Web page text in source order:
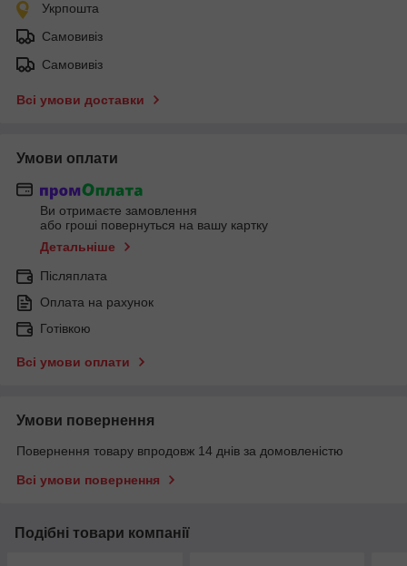
Укрпошта
Самовивіз
Самовивіз
Всі умови доставки
Умови оплати
Ви отримаєте замовлення
або гроші повернуться на вашу картку
Детальніше
Післяплата
Оплата на рахунок
Готівкою
Всі умови оплати
Умови повернення
Повернення товару впродовж 14 днів за домовленістю
Всі умови повернення
Подібні товари компанії